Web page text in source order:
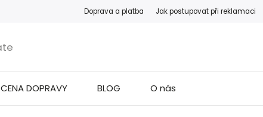
Doprava a platba Jak postupovat při reklamaci
CENA DOPRAVY BLOG O nás